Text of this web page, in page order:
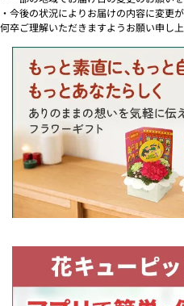
・今後の状況によりお届けの内容に変更
何卒ご理解いただきますようお願い申し上